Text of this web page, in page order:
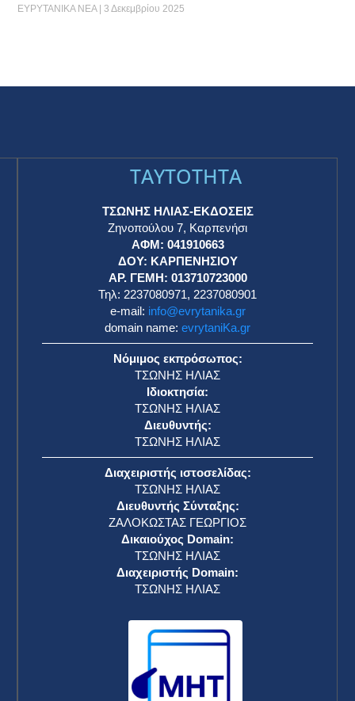
ΕΥΡΥΤΑΝΙΚΑ ΝΕΑ 3 Δεκεμβρίου 2025
TAYTOTHTA
ΤΣΩΝΗΣ ΗΛΙΑΣ-ΕΚΔΟΣΕΙΣ
Ζηνοπούλου 7, Καρπενήσι
ΑΦΜ: 041910663
ΔΟΥ: ΚΑΡΠΕΝΗΣΙΟΥ
ΑΡ. ΓΕΜΗ: 013710723000
Τηλ: 2237080971, 2237080901
e-mail: info@evrytanika.gr
domain name: evrytaniKa.gr
Νόμιμος εκπρόσωπος:
ΤΣΩΝΗΣ ΗΛΙΑΣ
Ιδιοκτησία:
ΤΣΩΝΗΣ ΗΛΙΑΣ
Διευθυντής:
ΤΣΩΝΗΣ ΗΛΙΑΣ
Διαχειριστής ιστοσελίδας:
ΤΣΩΝΗΣ ΗΛΙΑΣ
Διευθυντής Σύνταξης:
ΖΑΛΟΚΩΣΤΑΣ ΓΕΩΡΓΙΟΣ
Δικαιούχος Domain:
ΤΣΩΝΗΣ ΗΛΙΑΣ
Διαχειριστής Domain:
ΤΣΩΝΗΣ ΗΛΙΑΣ